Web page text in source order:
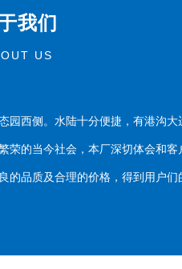
我们
US
西侧。水陆十分便捷，有港沟
当今社会，本厂深切体会和客
质及合理的价格，得到用户们